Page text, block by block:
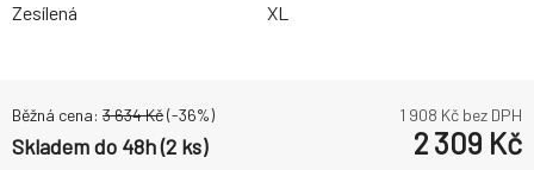
Zesílená
XL
Běžná cena: 3 634Kč(-36%) 1 908 Kč bez DPH
Skladem do 48h (2 ks) 2 309 Kč